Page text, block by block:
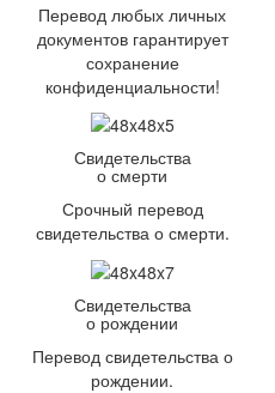
Перевод любых личных
документов гарантирует
сохранение
конфиденциальности!
Свидетельства
о смерти
Срочный перевод
свидетельства о смерти.
Свидетельства
о рождении
Перевод свидетельства о
рождении.